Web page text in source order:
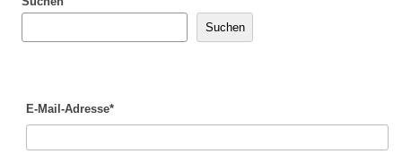
Suchen
E-Mail-Adresse*